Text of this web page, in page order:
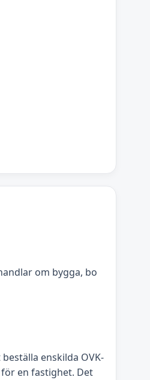
om bygga, bo
enskilda OVK-
en fastighet. Det